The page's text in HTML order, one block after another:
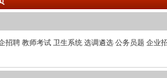
招聘 教师考试 卫生系统 选调遴选 公务员题 企业